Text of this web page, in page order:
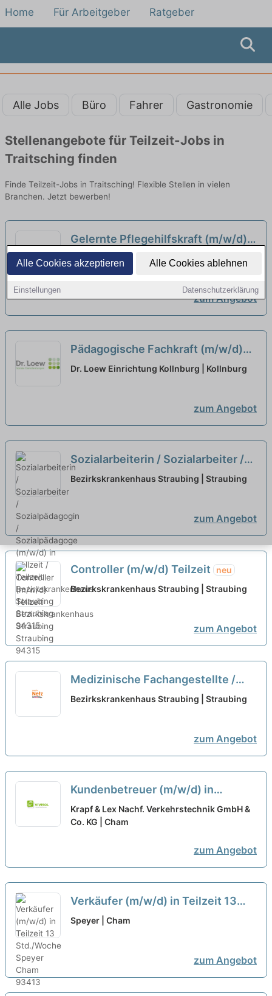
Alle Cookies akzeptieren Alle Cookies ablehnen
Einstellungen Datenschutzerklärung
Home Für Arbeitgeber Ratgeber
Alle Jobs Büro Fahrer Gastronomie
Stellenangebote für Teilzeit-Jobs in
Traitsching finden
Finde Teilzeit-Jobs in Traitsching! Flexible Stellen in vielen
Branchen. Jetzt bewerben!
Gelernte Pflegehilfskraft (m/w/d)
in Teilzeit ab 01.09.2026 –
Attraktive Arbeitszeiten bei Ihrem
neu
BRK Ambulante Pflege Straubing | Straubing
zum Angebot
Pädagogische Fachkraft (m/w/d)
im Gruppendienst in Teilzeit (30-
Dr. Loew Einrichtung Kollnburg | Kollnburg
zum Angebot
Sozialarbeiterin / Sozialarbeiter /
Sozialpädagogin / Sozialpädagoge
Bezirkskrankenhaus Straubing | Straubing
zum Angebot
Controller (m/w/d) Teilzeit neu
Bezirkskrankenhaus Straubing | Straubing
zum Angebot
Medizinische Fachangestellte /
Medizinischer Fachangestellter /
Technischer Laborassistent
Bezirkskrankenhaus Straubing | Straubing
zum Angebot
Kundenbetreuer (m/w/d) in
Festanstellung -Vollzeit/Teilzeit
neu
Krapf & Lex Nachf. Verkehrstechnik GmbH &
Co. KG | Cham
zum Angebot
Verkäufer (m/w/d) in Teilzeit 13
Std./Woche
Speyer | Cham
zum Angebot